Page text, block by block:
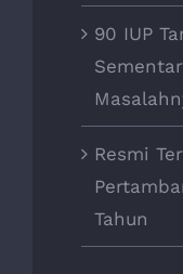
90 IUP
Resmi
Tahun